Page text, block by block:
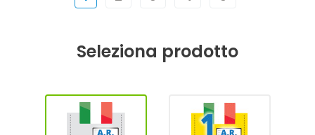
Seleziona prodotto